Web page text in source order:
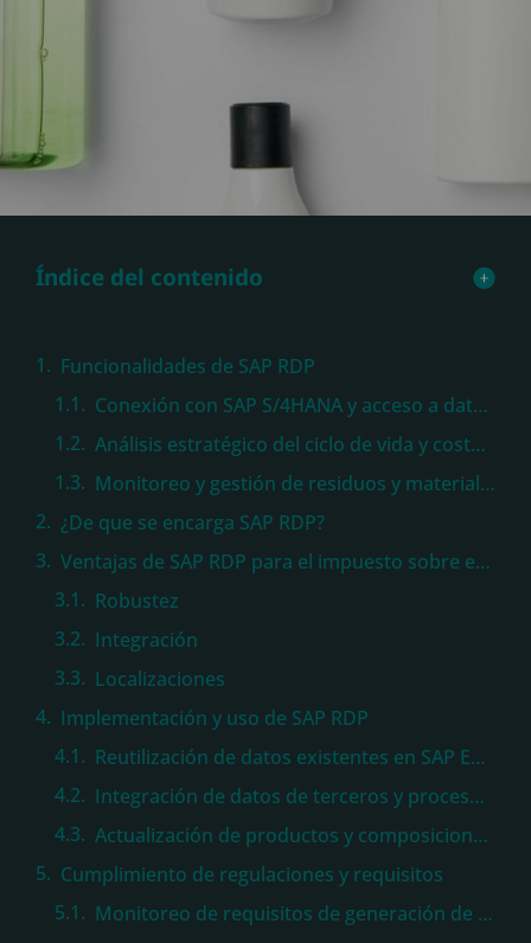
Índice del contenido
Funcionalidades de SAP RDP
Conexión con SAP S/4HANA y acceso a datos empresariales
Análisis estratégico del ciclo de vida y costos de productos
Monitoreo y gestión de residuos y materiales sostenibles
¿De que se encarga SAP RDP?
Ventajas de SAP RDP para el impuesto sobre envases de plástico no reutilizables
Robustez
Integración
Localizaciones
Implementación y uso de SAP RDP
Reutilización de datos existentes en SAP ERP y SAP Product Lifecycle Management
Integración de datos de terceros y procesos inteligentes de calidad
Actualización de productos y composiciones de envases
Cumplimiento de regulaciones y requisitos
Monitoreo de requisitos de generación de informes globales